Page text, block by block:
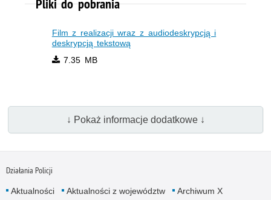
Pliki do pobrania
Film z realizacji wraz z audiodeskrypcją i
deskrypcją tekstową
7.35 MB
↓ Pokaż informacje dodatkowe ↓
Działania Policji
Aktualności Aktualności z województw
Archiwum X